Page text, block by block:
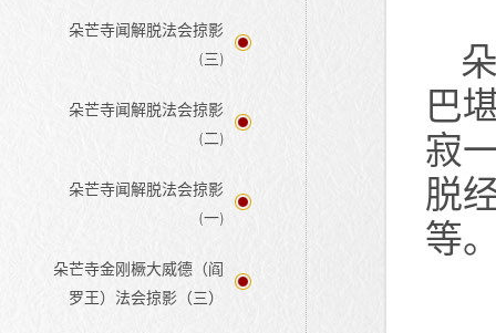
巴
寂
脱
等
朵芒寺闻解脱法会掠影
(三)
朵芒寺闻解脱法会掠影
(二)
朵芒寺闻解脱法会掠影
(一)
朵芒寺金刚橛大威德（阎
罗王）法会掠影（三）